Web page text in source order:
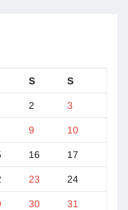
S S
2 3
9 10
16 17
23 24
30 31